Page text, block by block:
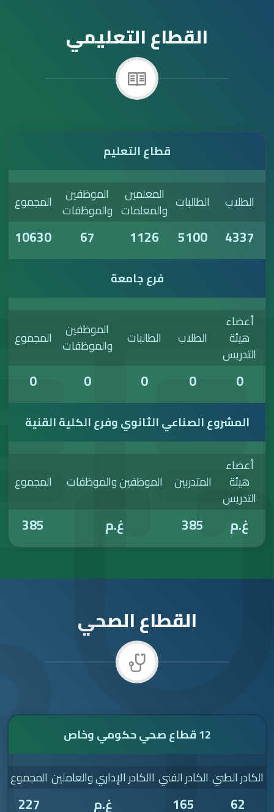
التعليمي
المعلمين
والمعلمات
الموظفين
والموظفات المجموع
1126
67
10630
الطالبات
الموظفين
والموظفات
المجموع
الثانوي وفرع الكلية القنية
الموظفين والموظفات المجموع
غ.م 385
القطاع الصحي
الفنياالكادر الإداري والعاملين المجموع
غ.م 227